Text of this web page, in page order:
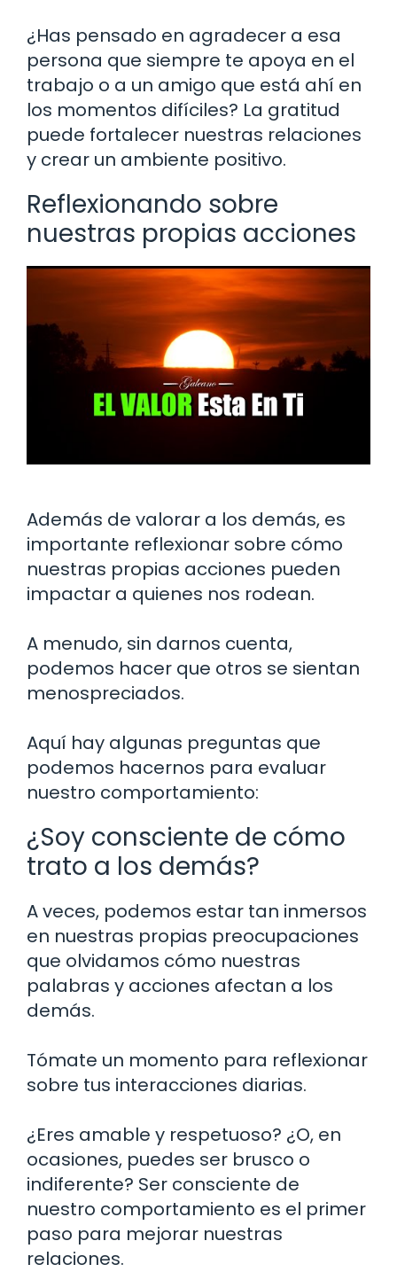
¿Has pensado en agradecer a esa
persona que siempre te apoya en el
trabajo o a un amigo que está ahí en
los momentos difíciles? La gratitud
puede fortalecer nuestras relaciones
y crear un ambiente positivo.
Reflexionando sobre
nuestras propias acciones
Además de valorar a los demás, es
importante reflexionar sobre cómo
nuestras propias acciones pueden
impactar a quienes nos rodean.
A menudo, sin darnos cuenta,
podemos hacer que otros se sientan
menospreciados.
Aquí hay algunas preguntas que
podemos hacernos para evaluar
nuestro comportamiento:
¿Soy consciente de cómo
trato a los demás?
A veces, podemos estar tan inmersos
en nuestras propias preocupaciones
que olvidamos cómo nuestras
palabras y acciones afectan a los
demás.
Tómate un momento para reflexionar
sobre tus interacciones diarias.
¿Eres amable y respetuoso? ¿O, en
ocasiones, puedes ser brusco o
indiferente? Ser consciente de
nuestro comportamiento es el primer
paso para mejorar nuestras
relaciones.